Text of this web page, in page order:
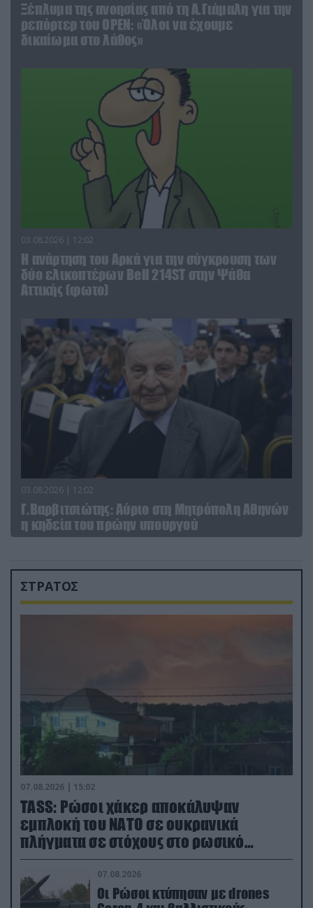
Ξέπλυμα της ανοησίας από τη Α.Γιάμαλη για την
ρεπόρτερ του ΟΡΕΝ: «Όλοι να έχουμε
δικαίωμα στο λάθος»
03.08.2026 | 12:02
Η ανάρτηση του Αρκά για την σύγκρουση των
δύο ελικοπτέρων Bell 214ST στην Ψάθα
Αττικής (φωτο)
03.08.2026 | 12:02
Γ.Βαρβιτσιώτης: Aύριο στη Μητρόπολη Αθηνών
η κηδεία του πρώην υπουργού
ΣΤΡΑΤΟΣ
07.08.2026 | 15:02
TASS: Ρώσοι χάκερ αποκάλυψαν
εμπλοκή του ΝΑΤΟ σε ουκρανικά
πλήγματα σε στόχους στο ρωσικό
έδαφος!
07.08.2026
Οι Ρώσοι κτύπησαν με drones